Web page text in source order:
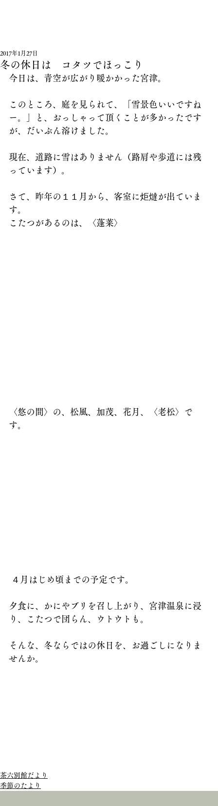
冬の休日は コタツでほっこり
2017年1月27日
今日は、青空が広がり暖かかった宮津。
このところ、庭を見られて、「雪景色いいですね
ー。」と、おっしゃって頂くことが多かったです
が、だいぶん溶けました。
現在、道路に雪はありません（路肩や歩道には残
っています）。
さて、昨年の１１月から、客室に炬燵が出ていま
す。
こたつがあるのは、〈蓬莱〉
〈悠の間〉の、松風、加茂、花月、〈老松〉で
す。
４月はじめ頃までの予定です。
夕食に、かにやブリを召し上がり、宮津温泉に浸
り、こたつで団らん、ウトウトも。
そんな、冬ならではの休日を、お過ごしになりま
せんか。
茶六別館だより
季節のたより